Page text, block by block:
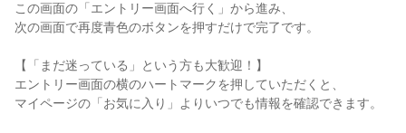
この画面の「エントリー画面へ行く」から進み、
次の画面で再度青色のボタンを押すだけで完了です。
【「まだ迷っている」という方も大歓迎！】
エントリー画面の横のハートマークを押していただくと、
マイページの「お気に入り」よりいつでも情報を確認できます。